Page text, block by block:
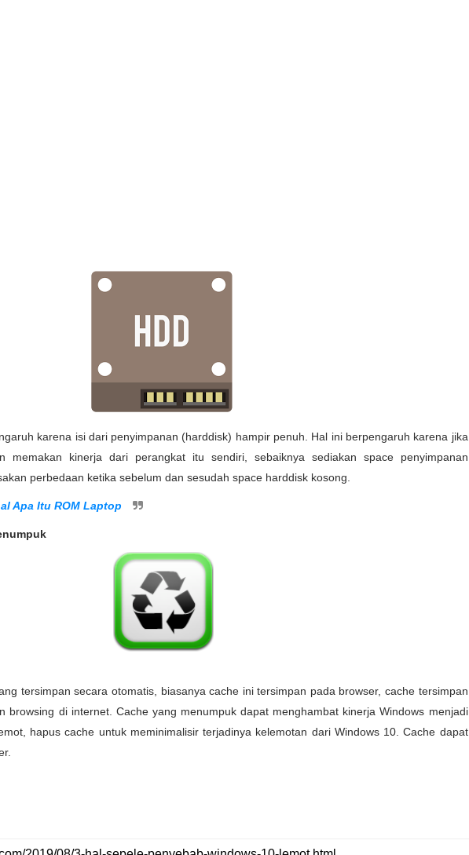
karena isi dari penyimpanan (harddisk) hampir penuh. Hal ini berpengaruh karena jika
memakan kinerja dari perangkat itu sendiri, sebaiknya sediakan space penyimpanan
perbedaan ketika sebelum dan sesudah space harddisk kosong.
Apa Itu ROM Laptop
tersimpan secara otomatis, biasanya cache ini tersimpan pada browser, cache tersimpan
browsing di internet. Cache yang menumpuk dapat menghambat kinerja Windows menjadi
hapus cache untuk meminimalisir terjadinya kelemotan dari Windows 10. Cache dapat